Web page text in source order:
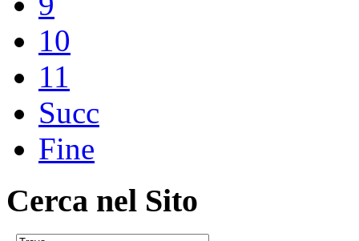
10
11
Succ
Fine
Cerca nel Sito